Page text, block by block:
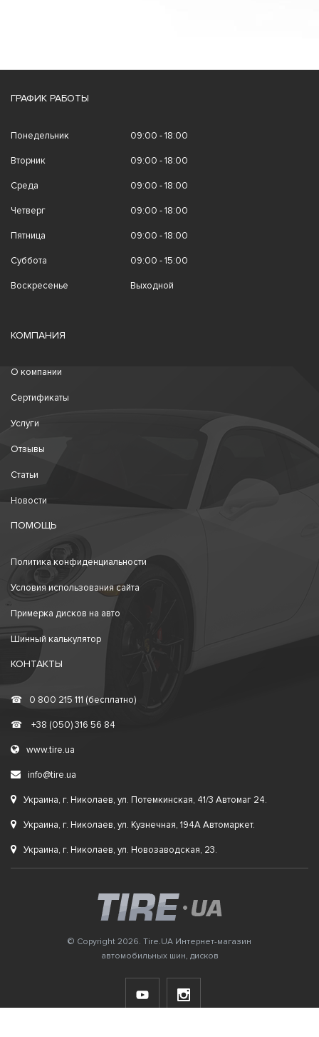
ГРАФИК РАБОТЫ
Понедельник 09:00 - 18:00
Вторник 09:00 - 18:00
Среда 09:00 - 18:00
Четверг 09:00 - 18:00
Пятница 09:00 - 18:00
Суббота 09:00 - 15:00
Воскресенье Выходной
КОМПАНИЯ
О компании
Сертификаты
Услуги
Отзывы
Статьи
Новости
ПОМОЩЬ
Политика конфиденциальности
Условия использования сайта
Примерка дисков на авто
Шинный калькулятор
КОНТАКТЫ
☎ 0 800 215 111 (бесплатно)
☎ +38 (050) 316 56 84
www.tire.ua
info@tire.ua
Украина, г. Николаев, ул. Потемкинская, 41/3 Автомаг 24.
Украина, г. Николаев, ул. Кузнечная, 194А Автомаркет.
Украина, г. Николаев, ул. Новозаводская, 23.
© Copyright 2026. Tire.UA Интернет-магазин
автомобильных шин, дисков